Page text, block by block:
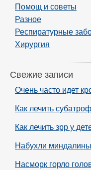
Помощ и советы
Разное
Респиратурные
Хирургия
Свежие записи
Очень часто идет
Как лечить
Как лечить зрр у
Набухли
Насморк горло